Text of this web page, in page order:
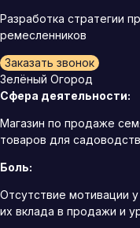
Разработка стратегии
ремесленников
Заказать звонок
Зелёный Огород
Сфера деятельности:
Магазин по продаже
товаров для
Боль:
Отсутствие мотивации
их вклада в продажи и